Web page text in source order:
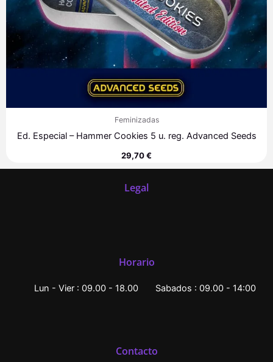
Feminizadas
Ed. Especial – Hammer Cookies 5 u. reg. Advanced Seeds
29,70€
Legal
Horario
Lun - Vier : 09.00 - 18.00 Sabados : 09.00 - 14:00
Contacto